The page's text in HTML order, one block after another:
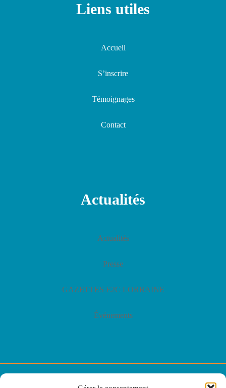
Liens utiles
Accueil
S’inscrire
Témoignages
Contact
Actualités
Actualités
Presse
GAZETTES E2C LORRAINE
Événements
© E2C Lorraine